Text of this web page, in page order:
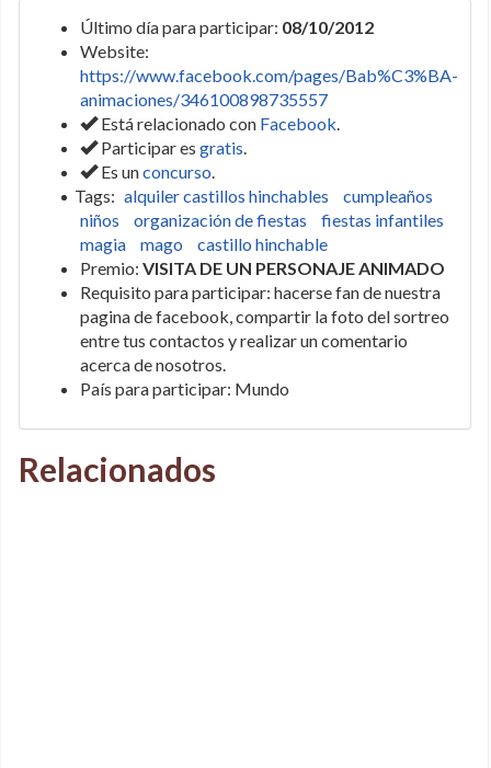
Último día para participar: 08/10/2012
Website:
https://www.facebook.com/pages/Bab%C3%BA-
animaciones/346100898735557
Está relacionado con Facebook.
Participar es gratis.
Es unconcurso.
Tags: alquiler castillos hinchables
cumpleaños
niños
organización de fiestas
fiestas infantiles
magia
mago
castillo hinchable
Premio: VISITA DE UN PERSONAJE ANIMADO
Requisito para participar: hacerse fan de nuestra
pagina de facebook, compartir la foto del sortreo
entre tus contactos y realizar un comentario
acerca de nosotros.
País para participar: Mundo
Relacionados